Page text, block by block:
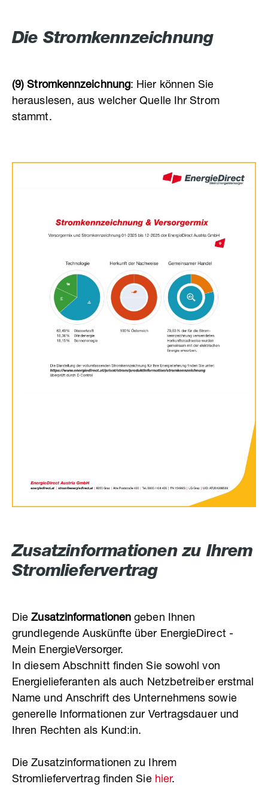
Die Stromkennzeichnung
(9) Stromkennzeichnung: Hier können Sie
herauslesen, aus welcher Quelle Ihr Strom
stammt.
Zusatzinformationen zu Ihrem
Stromliefervertrag
Die Zusatzinformationen geben Ihnen
grundlegende Auskünfte über EnergieDirect -
Mein EnergieVersorger.
In diesem Abschnitt finden Sie sowohl von
Energielieferanten als auch Netzbetreiber erstmal
Name und Anschrift des Unternehmens sowie
generelle Informationen zur Vertragsdauer und
Ihren Rechten als Kund:in.
Die Zusatzinformationen zu Ihrem
Stromliefervertrag finden Sie hier.